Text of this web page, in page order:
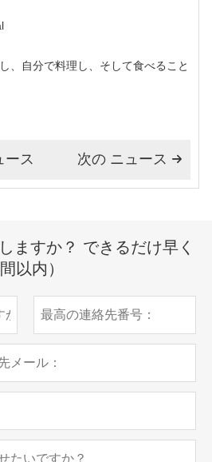
、自分で料理し、そして食べること
ース 
次の ニュース
ますか？ できるだけ早く
以内）